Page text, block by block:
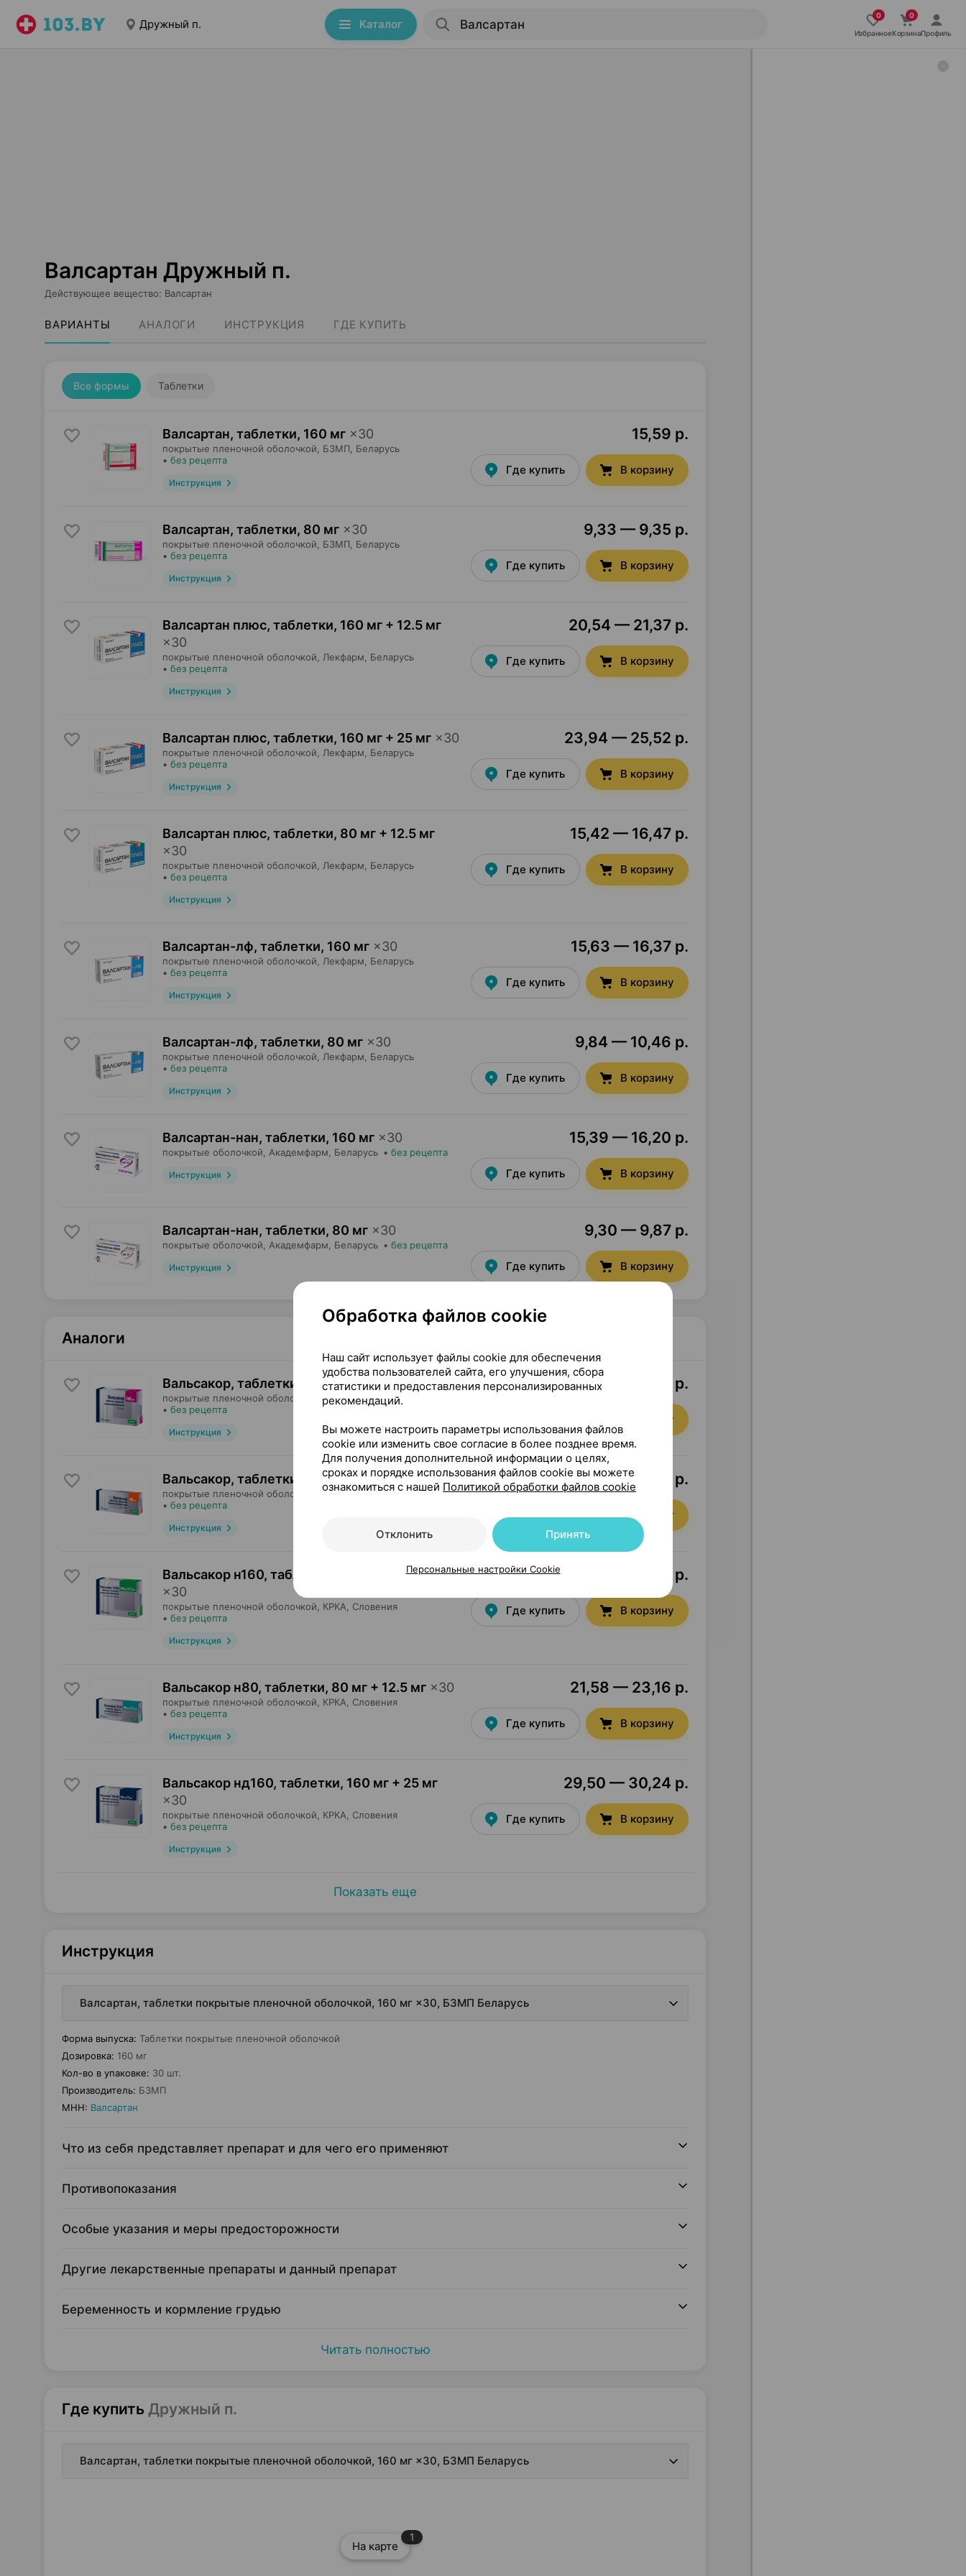
Дружный п. Каталог
ИзбранноеКорзинаПрофиль
Валсартан Дружный п.
Действующее вещество: Валсартан
ВАРИАНТЫ АНАЛОГИ ИНСТРУКЦИЯ ГДЕ КУПИТЬ
Все формы Таблетки
Валсартан, таблетки, 160 мг ×30
покрытые пленочной оболочкой, БЗМП , Беларусь
• без рецепта
Инструкция
15,59 р.
Где купить В корзину
Валсартан, таблетки, 80 мг ×30
покрытые пленочной оболочкой, БЗМП , Беларусь
• без рецепта
Инструкция
9,33 — 9,35 р.
Где купить В корзину
Валсартан плюс, таблетки, 160 мг + 12.5 мг
×30
покрытые пленочной оболочкой, Лекфарм , Беларусь
• без рецепта
Инструкция
20,54 — 21,37 р.
Где купить В корзину
Валсартан плюс, таблетки, 160 мг + 25 мг ×30
покрытые пленочной оболочкой, Лекфарм , Беларусь
• без рецепта
Инструкция
23,94 — 25,52 р.
Где купить В корзину
Валсартан плюс, таблетки, 80 мг + 12.5 мг
×30
покрытые пленочной оболочкой, Лекфарм , Беларусь
• без рецепта
Инструкция
15,42 — 16,47 р.
Где купить В корзину
Валсартан-лф, таблетки, 160 мг ×30
покрытые пленочной оболочкой, Лекфарм , Беларусь
• без рецепта
Инструкция
15,63 — 16,37 р.
Где купить В корзину
Валсартан-лф, таблетки, 80 мг ×30
покрытые пленочной оболочкой, Лекфарм , Беларусь
• без рецепта
Инструкция
9,84 — 10,46 р.
Где купить В корзину
Валсартан-нан, таблетки, 160 мг ×30
покрытые оболочкой, Академфарм , Беларусь • без рецепта
Инструкция
15,39 — 16,20 р.
Где купить В корзину
Валсартан-нан, таблетки, 80 мг ×30
покрытые оболочкой, Академфарм , Беларусь • без рецепта
Инструкция
9,30 — 9,87 р.
Где купить В корзину
Аналоги
Вальсакор, таблетки 160 мг×30
покрытые пленочной оболочкой, КРКА, Словения
• без рецепта
Инструкция
24,04 — 30,14 р.
В корзину
Вальсакор, таблетки 80 мг×30
покрытые пленочной оболочкой, КРКА, Словения
• без рецепта
Инструкция
18,06 — 22,62 р.
Где купить В корзину
Вальсакор н160, таблетки
160 мг + 12.5 мг
×30
покрытые пленочной оболочкой, КРКА , Словения
• без рецепта
Инструкция
25,04 — 27,99 р.
Где купить В корзину
Вальсакор н80, таблетки, 80 мг + 12.5 мг ×30
покрытые пленочной оболочкой, КРКА , Словения
• без рецепта
Инструкция
21,58 — 23,16 р.
Где купить В корзину
Вальсакор нд160, таблетки, 160 мг + 25 мг
×30
покрытые пленочной оболочкой, КРКА , Словения
• без рецепта
Инструкция
29,50 — 30,24 р.
Где купить В корзину
Показать еще
Инструкция
Валсартан, таблетки покрытые пленочной оболочкой, 160 мг ×30, БЗМП Беларусь
Форма выпуска: Таблетки покрытые пленочной оболочкой
Дозировка: 160 мг
Кол-во в упаковке: 30 шт.
Производитель: БЗМП
МНН: Валсартан
Что из себя представляет препарат и для чего его применяют
Противопоказания
Особые указания и меры предосторожности
Другие лекарственные препараты и данный препарат
Беременность и кормление грудью
Читать полностью
Где купить Дружный п.
Валсартан, таблетки покрытые пленочной оболочкой, 160 мг ×30, БЗМП Беларусь
На карте
1
Обработка файлов cookie
Наш сайт использует файлы cookie для обеспечения
удобства пользователей сайта, его улучшения, сбора
статистики и предоставления персонализированных
рекомендаций.
Вы можете настроить параметры использования файлов
cookie или изменить свое согласие в более позднее время.
Для получения дополнительной информации о целях,
сроках и порядке использования файлов cookie вы можете
ознакомиться с нашей Политикой обработки файлов cookie
Отклонить Принять
Персональные настройки Cookie